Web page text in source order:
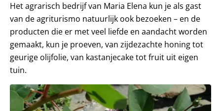
Het agrarisch bedrijf van Maria Elena kun je als gast
van de agriturismo natuurlijk ook bezoeken – en de
producten die er met veel liefde en aandacht worden
gemaakt, kun je proeven, van zijdezachte honing tot
geurige olijfolie, van kastanjecake tot fruit uit eigen
tuin.